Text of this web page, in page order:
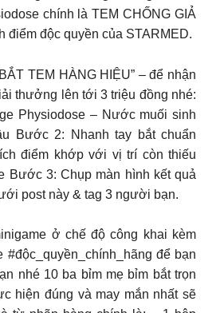
chính là TEM CHỐNG GIẢ
điểm độc quyền của STARMED.
TEM HÀNG HIỆU” – để nhận
thưởng lên tới 3 triệu đồng nhé:
Physiodose – Nước muối sinh
Bước 2: Nhanh tay bắt chuẩn
điểm khớp với vị trí còn thiếu
Bước 3: Chụp màn hình kết quả
post này & tag 3 người bạn.
ở chế độ công khai kèm
#độc_quyền_chính_hãng để bạn
nhé 10 ba bỉm mẹ bỉm bắt trọn
hiện đúng và may mắn nhất sẽ